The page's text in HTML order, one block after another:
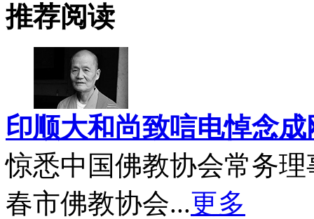
推荐阅读
印顺大和尚致唁电悼念成
惊悉中国佛教协会常务
春市佛教协会...更多